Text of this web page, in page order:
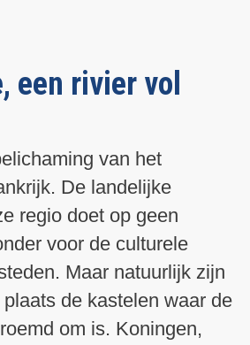
een rivier vol
van het
De landelijke
regio doet op geen
voor de culturele
Maar natuurlijk zijn
de kastelen waar de
om is. Koningen,